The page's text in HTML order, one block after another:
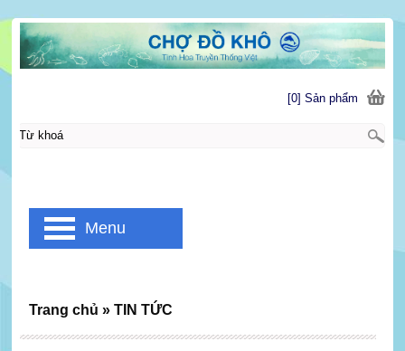
Trang chủ » TIN TỨC
[0] Sản phẩm
Menu